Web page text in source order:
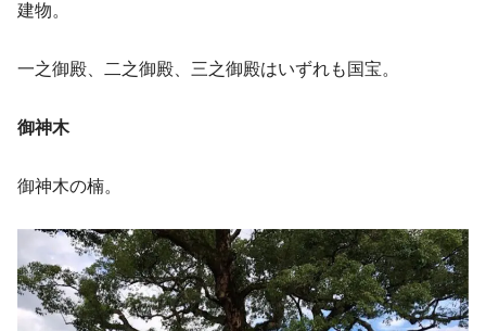
建物。
一之御殿、二之御殿、三之御殿はいずれも国宝。
御神木
御神木の楠。